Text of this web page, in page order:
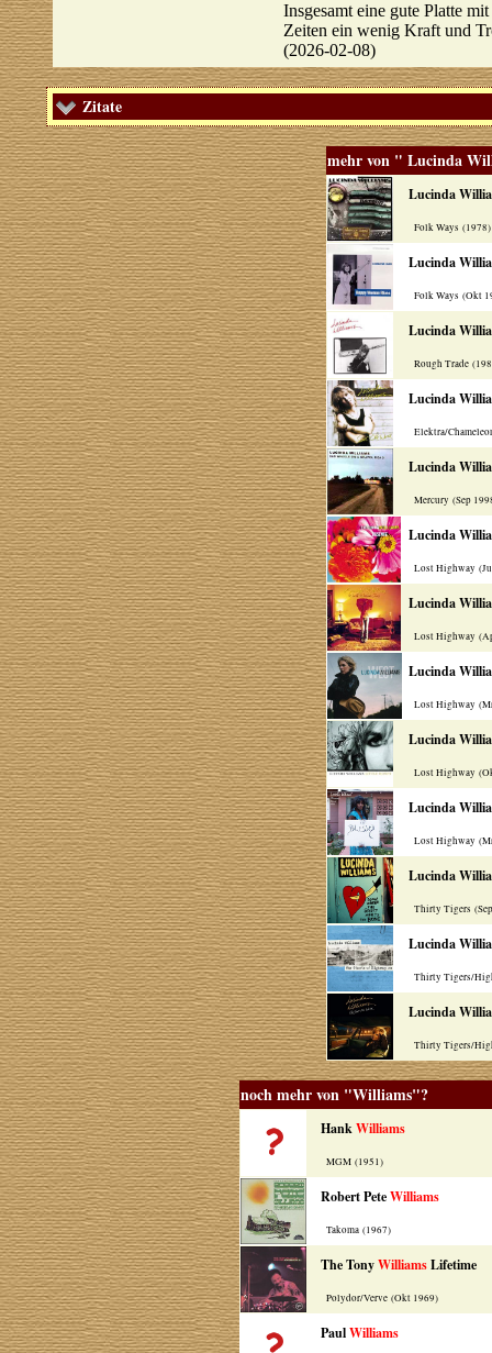
Insgesamt eine gute Platte
Zeiten ein wenig Kraft und
(2026-02-08)
Zitate
mehr von " Lucinda
Lucinda
Folk Ways
Lucinda
Folk Ways (Okt
Lucinda
Rough Trade
Lucinda
Elektra/
Lucinda
Mercury (Sep
Lucinda
Lost Highway
Lucinda
Lost Highway
Lucinda
Lost Highway
Lucinda
Lost Highway
Lucinda
Lost Highway
Lucinda
Thirty Tigers
Lucinda
Thirty Tigers/
Lucinda
Thirty Tigers/
noch mehr von "Williams"?
HankWilliams
MGM (1951)
Robert PeteWilliams
Takoma (1967)
The TonyWilliamsLifetime
Polydor/Verve (Okt 1969)
PaulWilliams